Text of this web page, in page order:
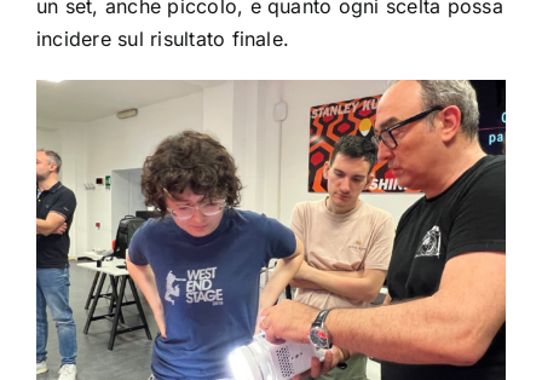
un set, anche piccolo, e quanto ogni scelta possa
incidere sul risultato finale.